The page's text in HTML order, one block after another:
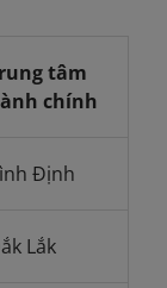
tâm
chính
Định
Lắk